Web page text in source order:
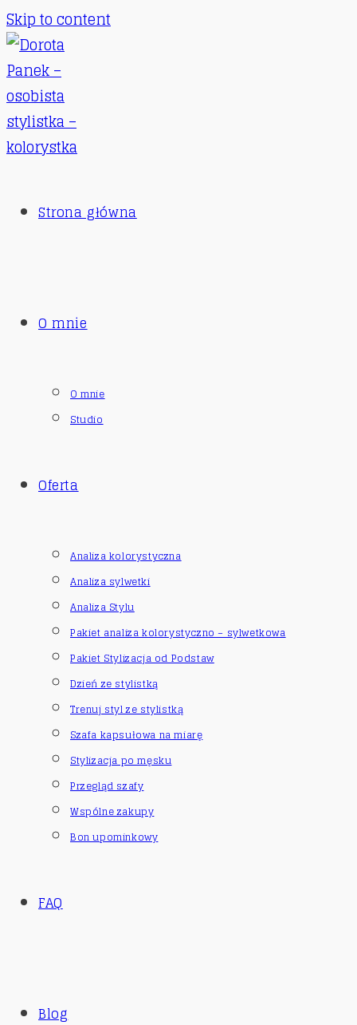
Skip to content
Strona główna
O mnie
O mnie
Studio
Oferta
Analiza kolorystyczna
Analiza sylwetki
Analiza Stylu
Pakiet analiza kolorystyczno – sylwetkowa
Pakiet Stylizacja od Podstaw
Dzień ze stylistką
Trenuj styl ze stylistką
Szafa kapsułowa na miarę
Stylizacja po męsku
Przegląd szafy
Wspólne zakupy
Bon upominkowy
FAQ
Blog